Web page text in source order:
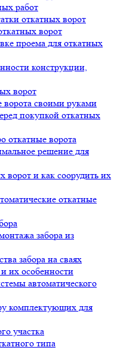
работ
откатных ворот
ворот
проема для откатных
конструкции,
ворот
ворота своими руками
покупкой откатных
откатные ворота
решение для
ворот и как соорудить их
откатные
забора из
забора на сваях
их особенности
автоматического
комплектующих для
участка
типа